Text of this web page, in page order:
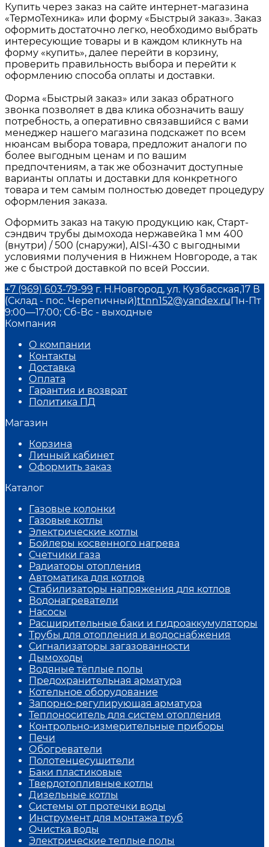
Купить через заказ на сайте интернет-магазина
«ТермоТехника» или форму «Быстрый заказ». Заказ
оформить достаточно легко, необходимо выбрать
интересующие товары и в каждом кликнуть на
форму «купить», далее перейти в корзину,
проверить правильность выбора и перейти к
оформлению способа оплаты и доставки.
Форма «Быстрый заказ» или заказ обратного
звонка позволяет в два клика обозначить вашу
потребность, а оперативно связавшийся с вами
менеджер нашего магазина подскажет по всем
нюансам выбора товара, предложит аналоги по
более выгодным ценам и по вашим
предпочтениям, а так же обозначит доступные
варианты оплаты и доставки для конкретного
товара и тем самым полностью доведет процедуру
оформления заказа.
Оформить заказ на такую продукцию как, Старт-
сэндвич трубы дымохода нержавейка 1 мм 400
(внутри) / 500 (снаружи), AISI-430 с выгодными
условиями получения в Нижнем Новгороде, а так
же с быстрой доставкой по всей России.
+7 (969) 603-79-99 г. Н.Новгород, ул. Кузбасская,17 В
(Склад - пос. Черепичный)ttnn152@yandex.ruПн-Пт
9:00—17:00; Сб-Вс - выходные
Компания
О компании
Контакты
Доставка
Оплата
Гарантия и возврат
Политика ПД
Магазин
Корзина
Личный кабинет
Оформить заказ
Каталог
Газовые колонки
Газовые котлы
Электрические котлы
Бойлеры косвенного нагрева
Счетчики газа
Радиаторы отопления
Автоматика для котлов
Стабилизаторы напряжения для котлов
Водонагреватели
Насосы
Расширительные баки и гидроаккумуляторы
Трубы для отопления и водоснабжения
Сигнализаторы загазованности
Дымоходы
Водяные тёплые полы
Предохранительная арматура
Котельное оборудование
Запорно-регулирующая арматура
Теплоноситель для систем отопления
Контрольно-измерительные приборы
Печи
Обогреватели
Полотенцесушители
Баки пластиковые
Твердотопливные котлы
Дизельные котлы
Системы от протечки воды
Инструмент для монтажа труб
Очистка воды
Электрические теплые полы